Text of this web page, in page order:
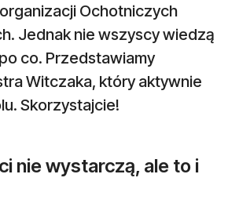
Ochotniczych
Jednak nie wszyscy wiedzą
co. Przedstawiamy
Witczaka, który aktywnie
Skorzystajcie!
nie wystarczą, ale to i